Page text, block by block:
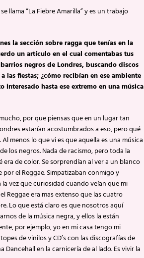
llama “La Fiebre Amarilla” y es un trabajo
la sección sobre ragga que tenías en la
un artículo en el cual comentabas tus
negros de Londres, buscando discos
las fiestas; ¿cómo recibían en ese ambiente
interesado hasta ese extremo en una música
por que piensas que en un lugar tan
estarían acostumbrados a eso, pero qué
menos lo que vi es que aquella es una música
los negros. Nada de racismo, pero toda la
era de color. Se sorprendían al ver a un blanco
el Reggae. Simpatizaban conmigo y
vez que curiosidad cuando veían que mi
Reggae era mas extenso que las cuatro
Lo que está claro es que nosotros aquí
de la música negra, y ellos la están
por ejemplo, yo en mi casa tengo mi
de vinilos y CD’s con las discografías de
en la carnicería de al lado. Es vivir la